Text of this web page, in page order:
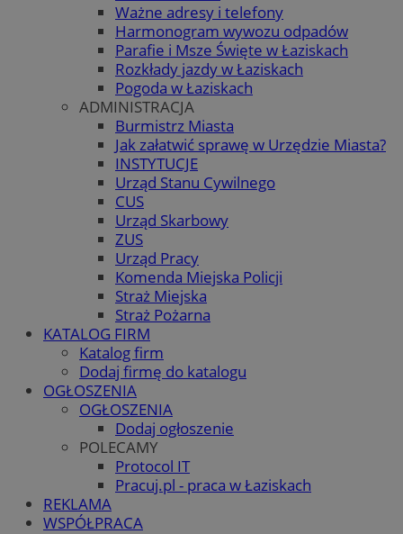
Ważne adresy i telefony
Harmonogram wywozu odpadów
Parafie i Msze Święte w Łaziskach
Rozkłady jazdy w Łaziskach
Pogoda w Łaziskach
ADMINISTRACJA
Burmistrz Miasta
Jak załatwić sprawę w Urzędzie Miasta?
INSTYTUCJE
Urząd Stanu Cywilnego
CUS
Urząd Skarbowy
ZUS
Urząd Pracy
Komenda Miejska Policji
Straż Miejska
Straż Pożarna
KATALOG FIRM
Katalog firm
Dodaj firmę do katalogu
OGŁOSZENIA
OGŁOSZENIA
Dodaj ogłoszenie
POLECAMY
Protocol IT
Pracuj.pl - praca w Łaziskach
REKLAMA
WSPÓŁPRACA